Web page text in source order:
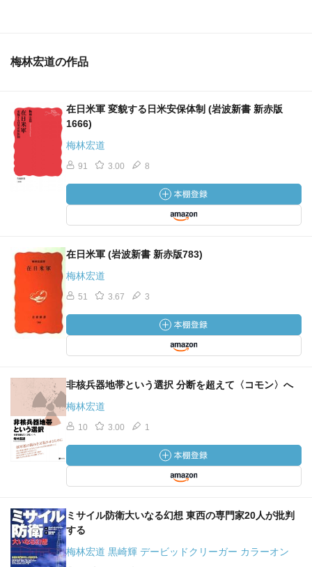
梅林宏道の作品
在日米軍 変貌する日米安保体制 (岩波新書 新赤版
1666)
梅林宏道
91 3.00 8
在日米軍 (岩波新書 新赤版783)
梅林宏道
51 3.67 3
非核兵器地帯という選択 分断を超えて〈コモン〉へ
梅林宏道
10 3.00 1
ミサイル防衛大いなる幻想 東西の専門家20人が批判
する
梅林宏道 黒崎輝 デービッドクリーガー カラーオン